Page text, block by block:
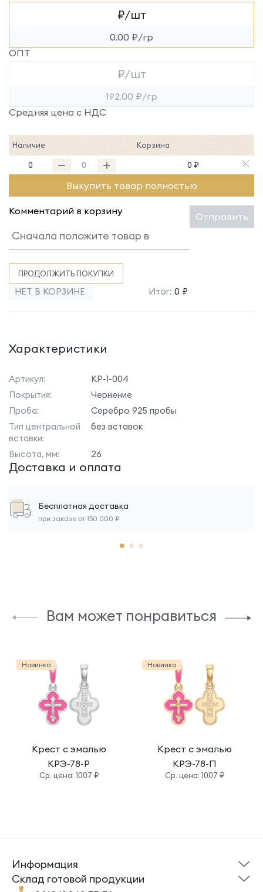
₽/шт
0.00 ₽/гр
ОПТ
₽/шт
192.00 ₽/гр
Средняя цена с НДС
Наличие Корзина
0 0 ₽
Выкупить товар полностью
Комментарий в корзину Отправить
ПРОДОЛЖИТЬ ПОКУПКИ
НЕТ В КОРЗИНЕ Итог: 0 ₽
Характеристики
Артикул:
КР-1-004
Покрытия:
Чернение
Проба:
Серебро 925 пробы
Тип центральной
вставки:
без вставок
Высота, мм: 26
Доставка и оплата
Бесплатная доставка
при заказе от 150 000 ₽
Вам может понравиться
Новинка
Крест с эмалью
КРЭ-78-Р
Cр. цена: 1007 ₽
Новинка
Крест с эмалью
КРЭ-78-П
Cр. цена: 1007 ₽
Информация
Склад готовой
продукции
Помощь
Cклад готовой продукции
Кресты Ложки